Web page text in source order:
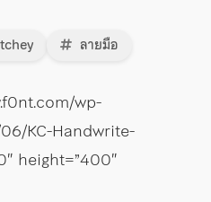
ลายมือ
wp-
KC-Handwrite-
height=”400″